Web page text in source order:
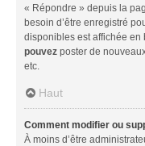
« Répondre » depuis la
besoin d’être enregistré
disponibles est affichée en
pouvez poster de
etc.
Haut
Comment modifier ou
À moins d’être